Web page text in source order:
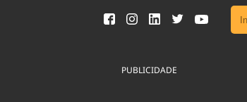
PUBLICIDADE